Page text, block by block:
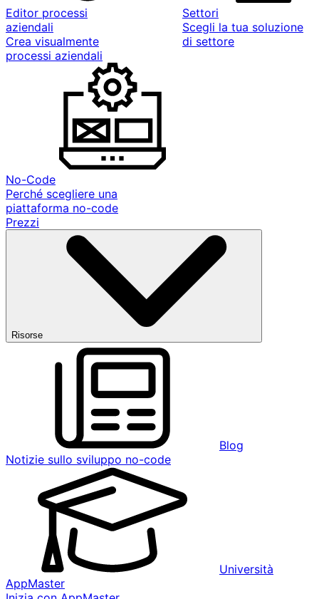
Editor processi
aziendali
Crea visualmente
processi aziendali
Settori
Scegli la tua soluzione
di settore
No-Code
Perché scegliere una
piattaforma no-code
Prezzi
Risorse
Blog
Notizie sullo sviluppo no-code
Università
AppMaster